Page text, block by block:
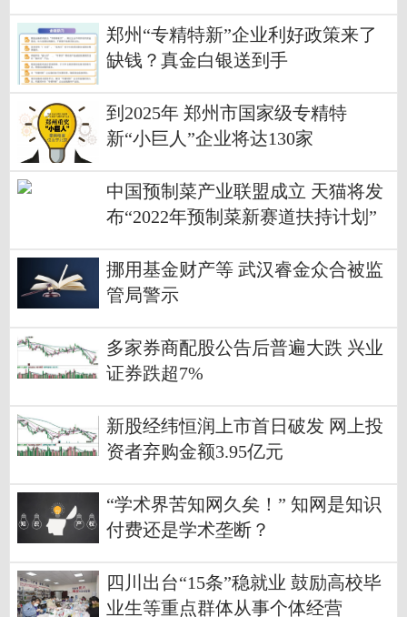
郑州“专精特新”企业利好政策来了
缺钱？真金白银送到手
到2025年 郑州市国家级专精特
新“小巨人”企业将达130家
中国预制菜产业联盟成立 天猫将发
布“2022年预制菜新赛道扶持计划”
挪用基金财产等 武汉睿金众合被监
管局警示
多家券商配股公告后普遍大跌 兴业
证券跌超7%
新股经纬恒润上市首日破发 网上投
资者弃购金额3.95亿元
“学术界苦知网久矣！” 知网是知识
付费还是学术垄断？
四川出台“15条”稳就业 鼓励高校毕
业生等重点群体从事个体经营